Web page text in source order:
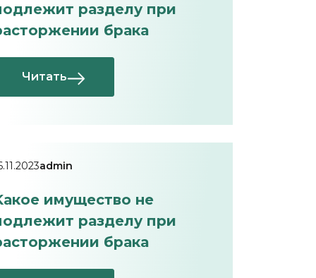
разделу при
брака
Читать
admin
имущество не
разделу при
брака